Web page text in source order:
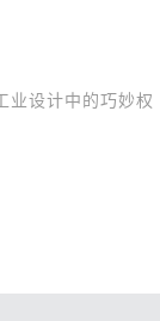
设计中的巧妙权